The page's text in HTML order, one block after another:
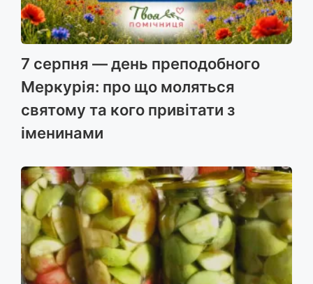
7 серпня — день преподобного
Меркурія: про що моляться
святому та кого привітати з
іменинами